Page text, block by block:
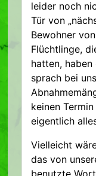
leider noch
Tür von
Bewohner
Flüchtlinge,
hatten,
sprach bei
keinen
eigentlich
Vielleicht
das von
benutzte